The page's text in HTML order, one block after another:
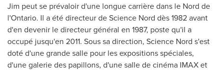
Jim peut se prévaloir d'une longue carrière dans le Nord de
l'Ontario. Il a été directeur de Science Nord dès 1982 avant
d'en devenir le directeur général en 1987, poste qu'il a
occupé jusqu'en 2011. Sous sa direction, Science Nord s'est
doté d'une grande salle pour les expositions spéciales,
d'une galerie des papillons, d'une salle de cinéma IMAX et